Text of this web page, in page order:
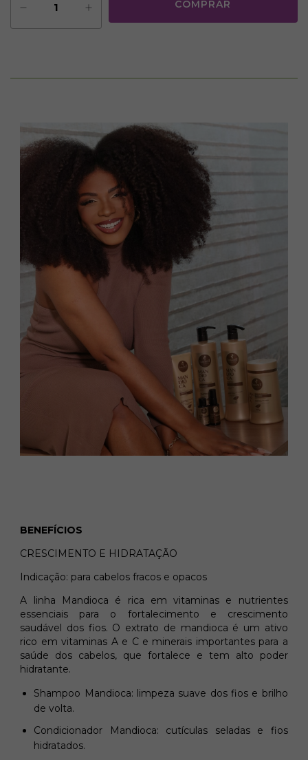
BENEFÍCIOS
CRESCIMENTO E HIDRATAÇÃO
Indicação: para cabelos fracos e opacos
A linha Mandioca é rica em vitaminas e nutrientes
essenciais para o fortalecimento e crescimento
saudável dos fios. O extrato de mandioca é um ativo
rico em vitaminas A e C e minerais importantes para a
saúde dos cabelos, que fortalece e tem alto poder
hidratante.
Shampoo Mandioca: limpeza suave dos fios e brilho
de volta.
Condicionador Mandioca: cutículas seladas e fios
hidratados.